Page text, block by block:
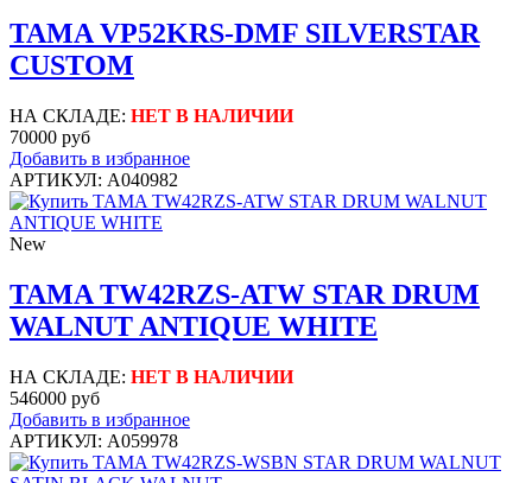
TAMA VP52KRS-DMF SILVERSTAR
CUSTOM
НА СКЛАДЕ: НЕТ В НАЛИЧИИ
70000 руб
Добавить в избранное
АРТИКУЛ: A040982
New
TAMA TW42RZS-ATW STAR DRUM
WALNUT ANTIQUE WHITE
НА СКЛАДЕ: НЕТ В НАЛИЧИИ
546000 руб
Добавить в избранное
АРТИКУЛ: A059978